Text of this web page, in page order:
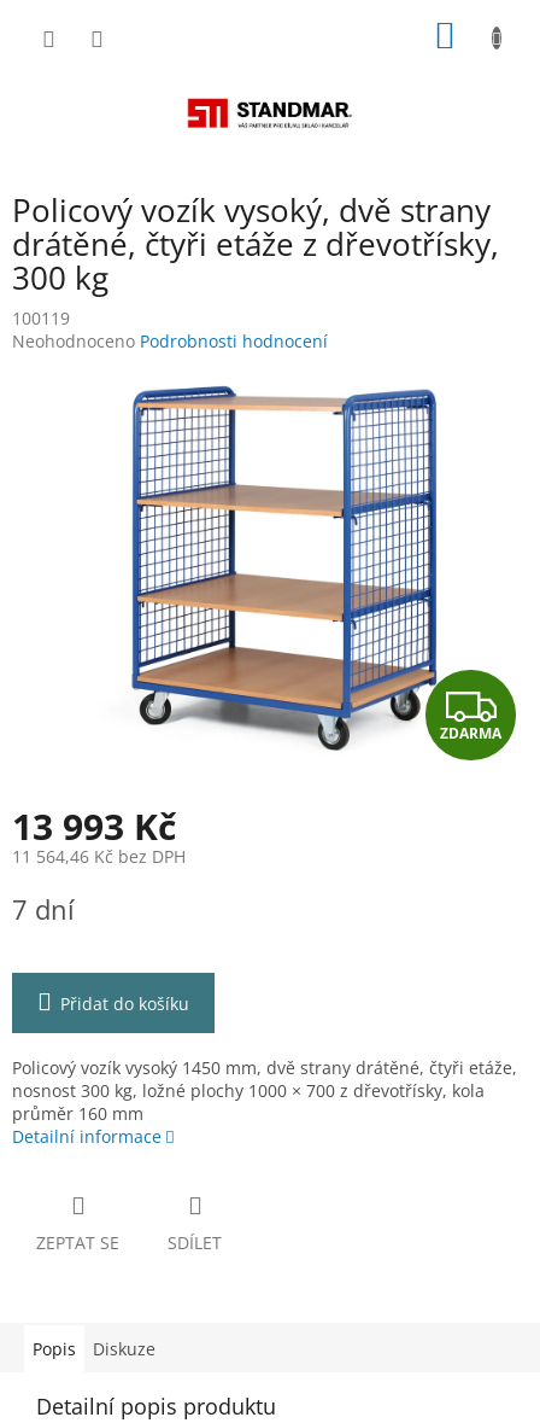
Policový vozík vysoký, dvě strany
drátěné, čtyři etáže z dřevotřísky,
300 kg
100119
Průměrné
Neohodnoceno Podrobnosti hodnocení
Z
D
ZDARMA
13 993 Kč
11 564,46 Kč bez DPH
cena:
7 dní
Přidat do košíku
Policový vozík vysoký 1450 mm, dvě strany drátěné, čtyři etáže,
nosnost 300 kg, ložné plochy 1000 × 700 z dřevotřísky, kola
průměr 160 mm
Detailní informace
ZEPTAT SE SDÍLET
Popis Diskuze
Detailní popis produktu